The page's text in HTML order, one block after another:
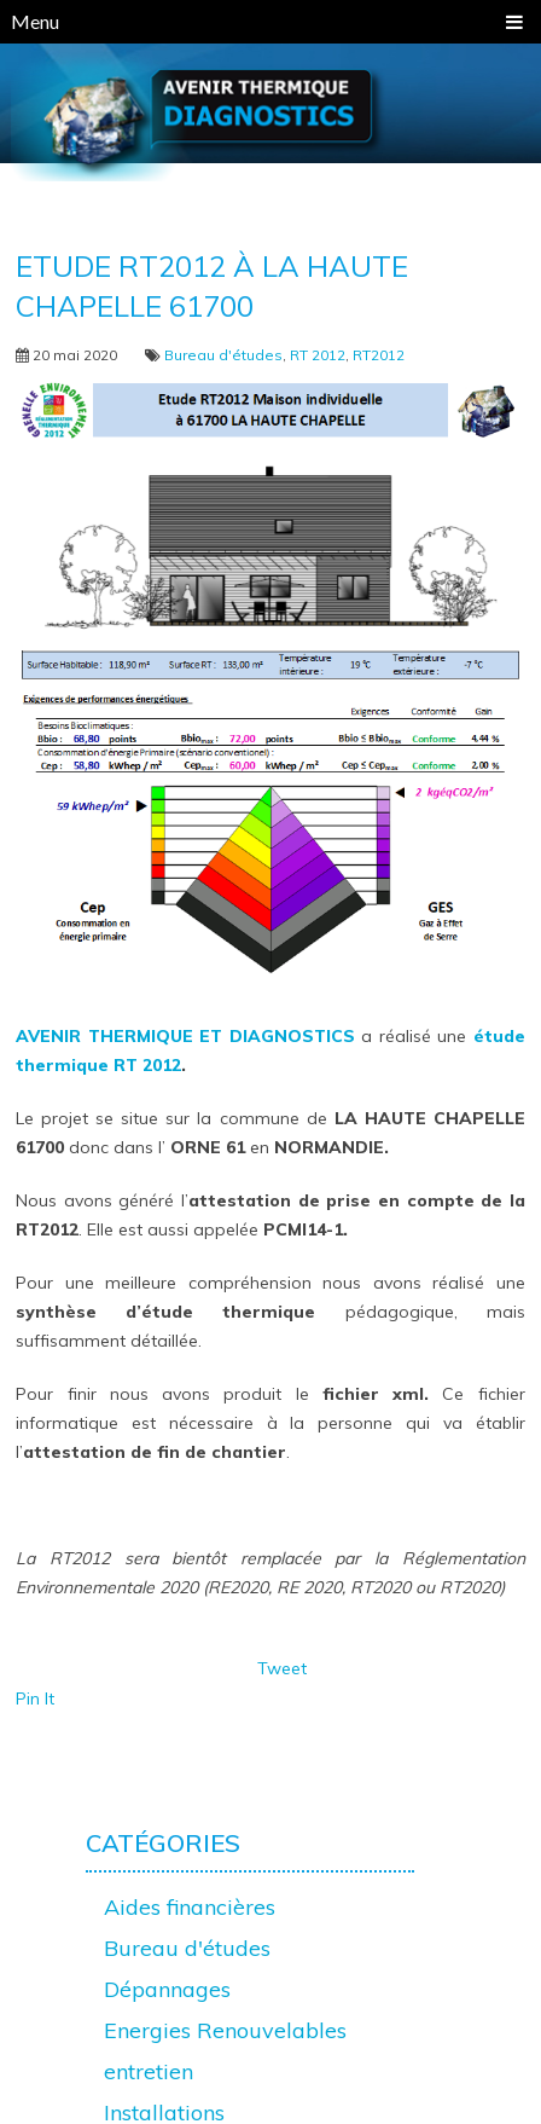
Menu
ETUDE RT2012 À LA HAUTE
CHAPELLE 61700
20 mai 2020 Bureau d'études RT 2012 RT2012
AVENIR THERMIQUE ET DIAGNOSTICS a réalisé une étude
thermique RT 2012.
Le projet se situe sur la commune de LA HAUTE CHAPELLE
61700 donc dans l’ ORNE 61en NORMANDIE.
Nous avons généré l’attestation de prise en compte de la
RT2012. Elle est aussi appelée PCMI14-1.
Pour une meilleure compréhension nous avons réalisé une
synthèse d’étude thermique pédagogique, mais
suffisamment détaillée.
Pour finir nous avons produit le fichier xml. Ce fichier
informatique est nécessaire à la personne qui va établir
l’attestation de fin de chantier.
La RT2012 sera bientôt remplacée par la Réglementation
Environnementale 2020 (RE2020, RE 2020, RT2020 ou RT2020)
Tweet
Pin It
CATÉGORIES
Aides financières
Bureau d'études
Dépannages
Energies Renouvelables
entretien
Installations
Panneau de gestion des cookies